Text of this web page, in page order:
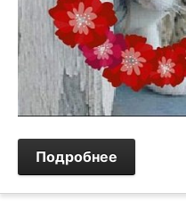
Подробнее